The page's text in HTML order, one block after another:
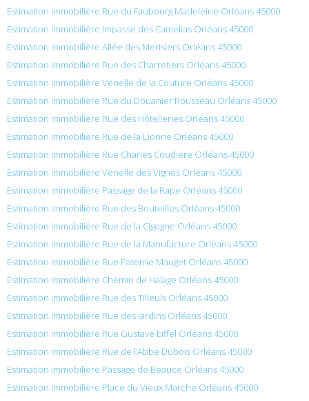
Estimation immobilière Rue du Faubourg Madeleine Orléans 45000
Estimation immobilière Impasse des Camelias Orléans 45000
Estimation immobilière Allée des Merisiers Orléans 45000
Estimation immobilière Rue des Charretiers Orléans 45000
Estimation immobilière Venelle de la Couture Orléans 45000
Estimation immobilière Rue du Douanier Rousseau Orléans 45000
Estimation immobilière Rue des Hôtelleries Orléans 45000
Estimation immobilière Rue de la Lionne Orléans 45000
Estimation immobilière Rue Charles Coudiere Orléans 45000
Estimation immobilière Venelle des Vignes Orléans 45000
Estimation immobilière Passage de la Rape Orléans 45000
Estimation immobilière Rue des Bouteilles Orléans 45000
Estimation immobilière Rue de la Cigogne Orléans 45000
Estimation immobilière Rue de la Manufacture Orléans 45000
Estimation immobilière Rue Paterne Mauget Orléans 45000
Estimation immobilière Chemin de Halage Orléans 45000
Estimation immobilière Rue des Tilleuls Orléans 45000
Estimation immobilière Rue des Jardins Orléans 45000
Estimation immobilière Rue Gustave Eiffel Orléans 45000
Estimation immobilière Rue de l’Abbe Dubois Orléans 45000
Estimation immobilière Passage de Beauce Orléans 45000
Estimation immobilière Place du Vieux Marche Orléans 45000